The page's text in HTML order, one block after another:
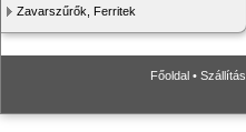
Zavarszűrők, Ferritek
Főoldal • Szállítás